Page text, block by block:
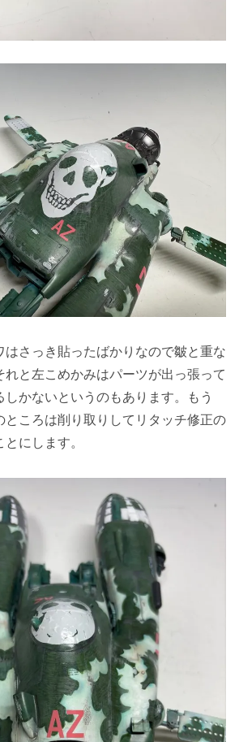
はさっき貼ったばかりなので皺と重な
れと左こめかみはパーツが出っ張って
しかないというのもあります。もう
ところは削り取りしてリタッチ修正の
とにします。